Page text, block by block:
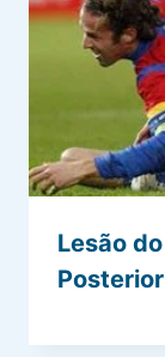
Lesão
Posterior